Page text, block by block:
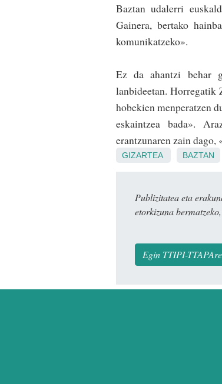
Baztan udalerri
Gainera, bertako
komunikatzeko».
Ez da ahantzi behar
lanbideetan. Horregatik
hobekien menpera­tzen
eskain­tzea bada».
erantzunaren zain dago,
GIZARTEA BAZTAN
Publizitatea eta
etorkizuna
Egin TTIPI-